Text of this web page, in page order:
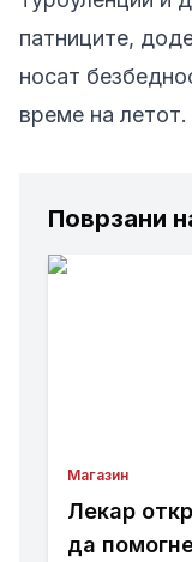
патниците,
носат
време на летот.
Поврзани
Магазин
Лекар
да